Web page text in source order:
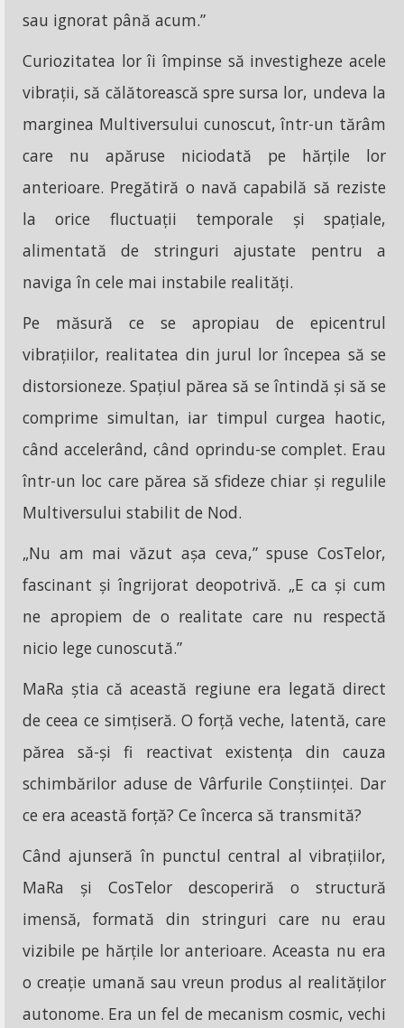
sau ignorat până acum.”
Curiozitatea lor îi împinse să investigheze acele
vibrații, să călătorească spre sursa lor, undeva la
marginea Multiversului cunoscut, într-un tărâm
care nu apăruse niciodată pe hărțile lor
anterioare. Pregătiră o navă capabilă să reziste
la orice fluctuații temporale și spațiale,
alimentată de stringuri ajustate pentru a
naviga în cele mai instabile realități.
Pe măsură ce se apropiau de epicentrul
vibrațiilor, realitatea din jurul lor începea să se
distorsioneze. Spațiul părea să se întindă și să se
comprime simultan, iar timpul curgea haotic,
când accelerând, când oprindu-se complet. Erau
într-un loc care părea să sfideze chiar și regulile
Multiversului stabilit de Nod.
„Nu am mai văzut așa ceva,” spuse CosTelor,
fascinant și îngrijorat deopotrivă. „E ca și cum
ne apropiem de o realitate care nu respectă
nicio lege cunoscută.”
MaRa știa că această regiune era legată direct
de ceea ce simțiseră. O forță veche, latentă, care
părea să-și fi reactivat existența din cauza
schimbărilor aduse de Vârfurile Conștiinței. Dar
ce era această forță? Ce încerca să transmită?
Când ajunseră în punctul central al vibrațiilor,
MaRa și CosTelor descoperiră o structură
imensă, formată din stringuri care nu erau
vizibile pe hărțile lor anterioare. Aceasta nu era
o creație umană sau vreun produs al realităților
autonome. Era un fel de mecanism cosmic, vechi